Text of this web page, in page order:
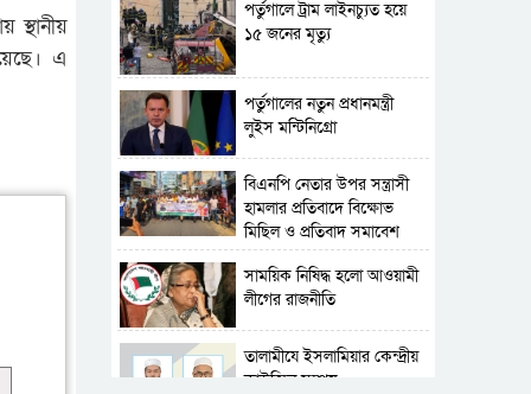
স্থানীয়
এ
পর্তুগালে ট্রাম লাইনচ্যুত হয়ে
১৫ জনের মৃত্যু
পর্তুগালের নতুন প্রধানমন্ত্রী
লুইস মন্টিনিগ্রো
বিএনপি নেতার উপর সন্ত্রাসী
হামলার প্রতিবাদে বিক্ষোভ
মিছিল ও প্রতিবাদ সমাবেশ
সাময়িক নিষিদ্ধ হলো আওয়ামী
লীগের রাজনীতি
‎তালামীযে ইসলামিয়ার কেন্দ্রীয়
কাউন্সিল সম্পন্ন